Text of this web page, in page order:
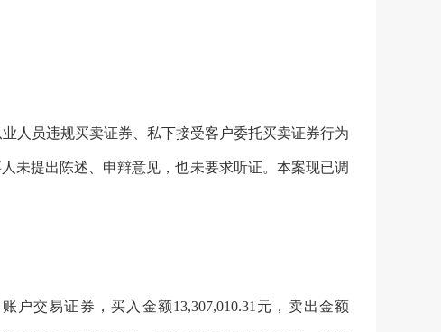
人员违规买卖证券、私下接受客户委托买卖证券行为
未提出陈述、申辩意见，也未要求听证。本案现已调
户交易证券，买入金额13,307,010.31元，卖出金额